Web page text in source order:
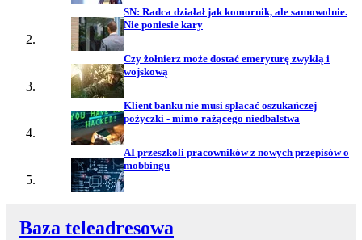
SN: Radca działał jak komornik, ale samowolnie.
Nie poniesie kary
Czy żołnierz może dostać emeryturę zwykłą i
wojskową
Klient banku nie musi spłacać oszukańczej
pożyczki - mimo rażącego niedbalstwa
AI przeszkoli pracowników z nowych przepisów o
mobbingu
Baza teleadresowa